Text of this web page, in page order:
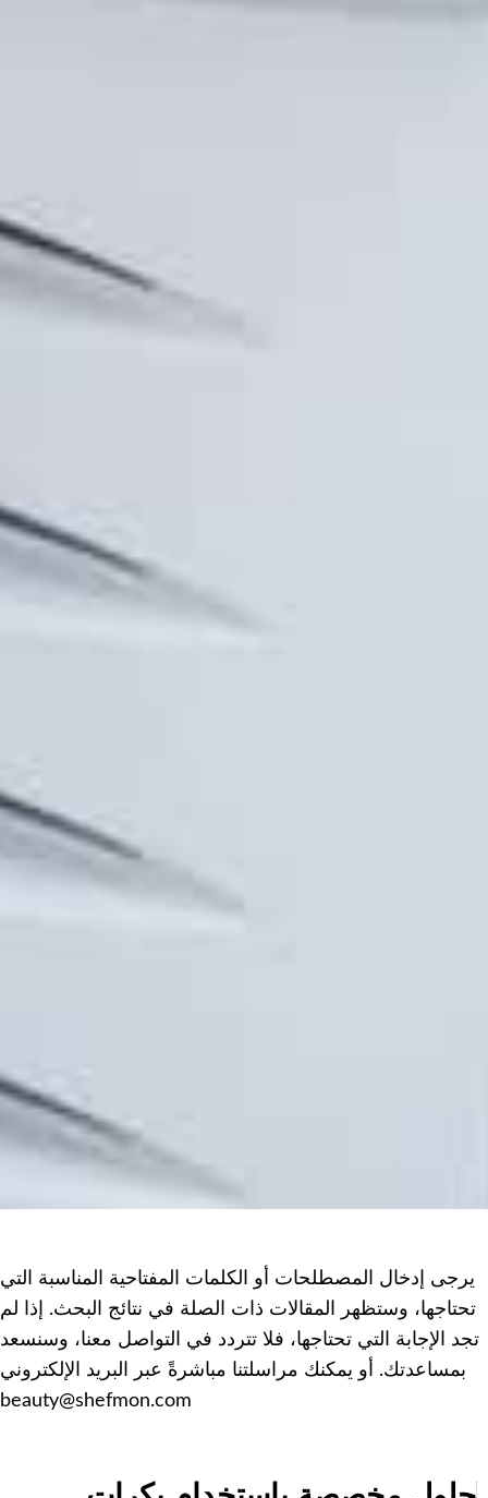
يرجى إدخال المصطلحات أو الكلمات المفتاحية المناسبة التي
تحتاجها، وستظهر المقالات ذات الصلة في نتائج البحث. إذا لم
تجد الإجابة التي تحتاجها، فلا تتردد في التواصل معنا، وسنسعد
بمساعدتك. أو يمكنك مراسلتنا مباشرةً عبر البريد الإلكتروني
beauty@shefmon.com